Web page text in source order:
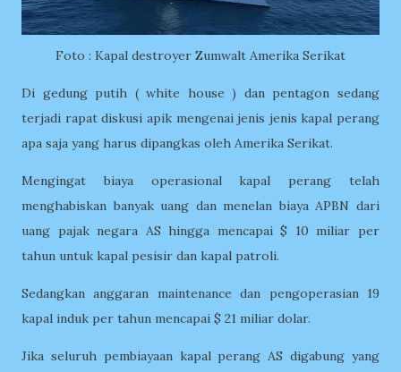
Foto : Kapal destroyer Zumwalt Amerika Serikat
Di gedung putih ( white house ) dan pentagon sedang
terjadi rapat diskusi apik mengenai jenis jenis kapal perang
apa saja yang harus dipangkas oleh Amerika Serikat.
Mengingat biaya operasional kapal perang telah
menghabiskan banyak uang dan menelan biaya APBN dari
uang pajak negara AS hingga mencapai $ 10 miliar per
tahun untuk kapal pesisir dan kapal patroli.
Sedangkan anggaran maintenance dan pengoperasian 19
kapal induk per tahun mencapai $ 21 miliar dolar.
Jika seluruh pembiayaan kapal perang AS digabung yang